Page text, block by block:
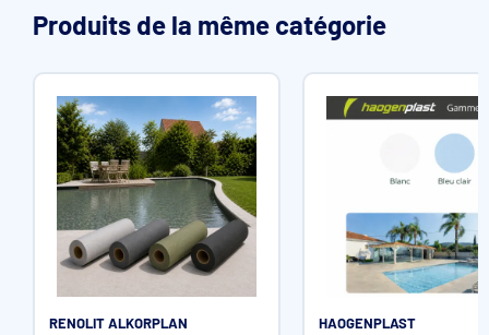
Produits de la même catégorie
RENOLIT ALKORPLAN
HAOGENPLAST